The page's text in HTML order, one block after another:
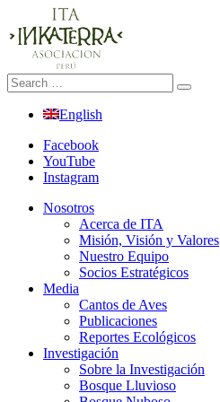
English
Facebook
YouTube
Instagram
Nosotros
Acerca de ITA
Misión, Visión y Valores
Nuestro Equipo
Socios Estratégicos
Media
Cantos de Aves
Publicaciones
Reportes Ecológicos
Investigación
Sobre la Investigación
Bosque Lluvioso